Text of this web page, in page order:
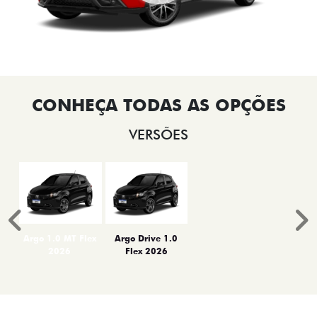
VERSÕES
Argo Drive 1.0
Flex 2026
Anterior